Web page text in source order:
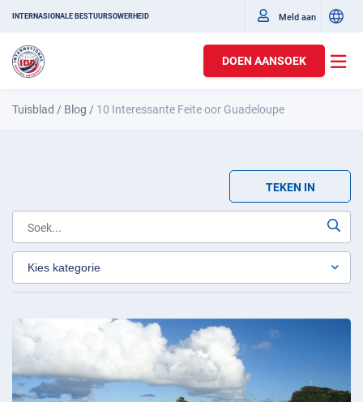
INTERNASIONALE BESTUURSOWERHEID Meld aan
DOEN AANSOEK
Tuisblad / Blog / 10 Interessante Feite oor Guadeloupe
TEKEN IN